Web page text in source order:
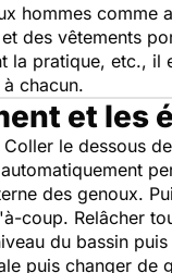
hommes
des vêtements
la pratique, etc.,
chacun.
et les
le dessous
des genoux.
coup. Relâcher
du bassin
puis changer de